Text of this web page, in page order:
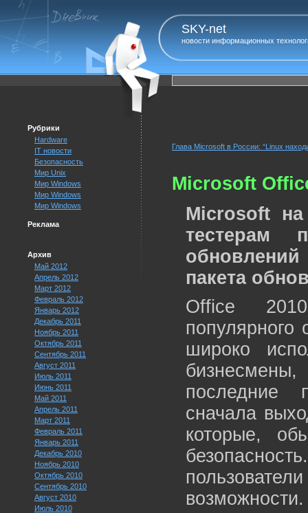
SKY-net
новости информационных
Рубрики
Hardware
IT новости
Безопасность
Мир Unix
Мир Windows
Мир Windows
Мир Windows
Реклама
Архив
Май 2012
Апрель 2012
Март 2012
Февраль 2012
Январь 2012
Декабрь 2011
Ноябрь 2011
Октябрь 2011
Сентябрь 2011
Август 2011
Июль 2011
Июнь 2011
Май 2011
Апрель 2011
Март 2011
Февраль 2011
Январь 2011
Декабрь 2010
Ноябрь 2010
Октябрь 2010
Сентябрь 2010
Август 2010
Июль 2010
Глава Microsoft в России: “Linux
Microsoft
Microsoft
тестерам
пакета
Office
популярного
широко
бизнесмены,
последние
сначала
которые,
возможности.